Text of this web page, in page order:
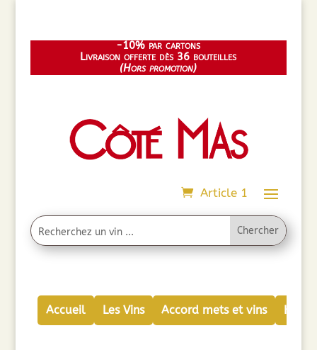
-10% par cartons
Livraison offerte dès 36 bouteilles
(Hors promotion)
Article 1
Accueil Les Vins Accord mets et vins